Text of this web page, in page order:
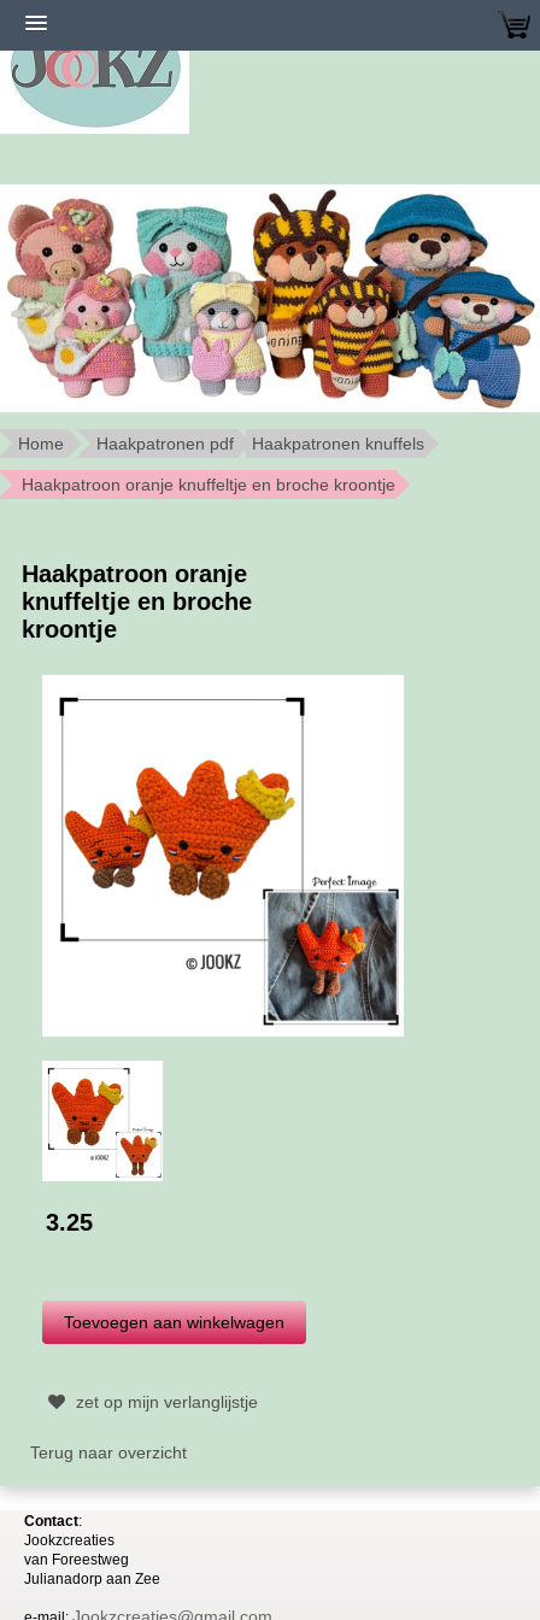
Home Haakpatronen pdf Haakpatronen knuffels
Haakpatroon oranje knuffeltje en broche kroontje
Haakpatroon oranje
knuffeltje en broche
kroontje
3.25
zet op mijn verlanglijstje
Terug naar overzicht
Contact:
Jookzcreaties
van Foreestweg
Julianadorp aan Zee